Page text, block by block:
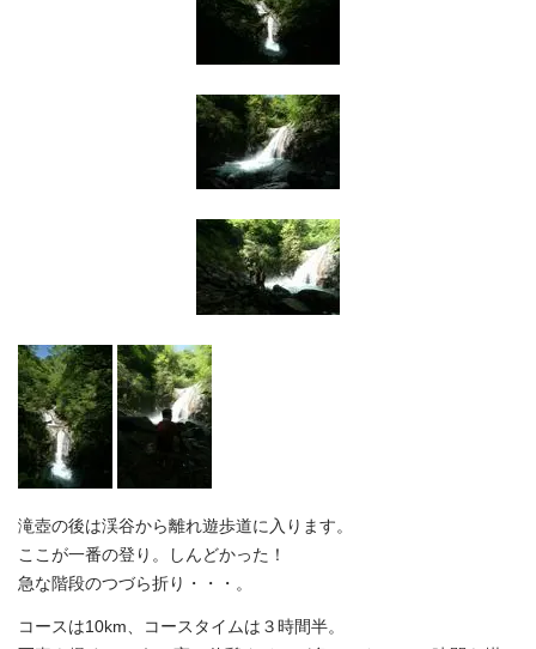
滝壺の後は渓谷から離れ遊歩道に入ります。
ここが一番の登り。しんどかった！
急な階段のつづら折り・・・。
コースは10km、コースタイムは３時間半。